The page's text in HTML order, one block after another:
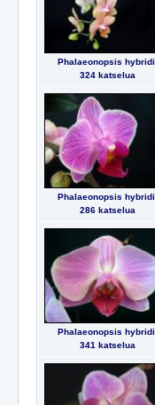
Phalaeonopsis hybridi.
324 katselua
Phalaeonopsis hybridi.
286 katselua
Phalaeonopsis hybridi.
341 katselua